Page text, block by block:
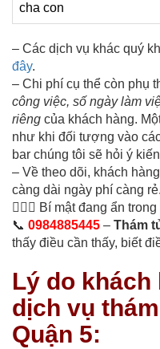
cha con
– Các dịch vụ khác quý
đây.
– Chi phí cụ thể còn phụ
công việc, số ngày làm
riêng của khách hàng.
như khi đối tượng vào
bar chúng tôi sẽ hỏi ý
– Về theo dõi, khách
càng dài ngày phí càng rẻ.
🕵️‍♂️📸 Bí mật đang ẩn
📞 0984885445 – Thám
thấy điều cần thấy, biết
Lý do
dịch vụ
Quận 5: